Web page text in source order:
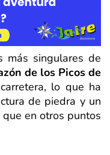
más singulares de
de los Picos de
lo que ha
de piedra y un
en otros puntos